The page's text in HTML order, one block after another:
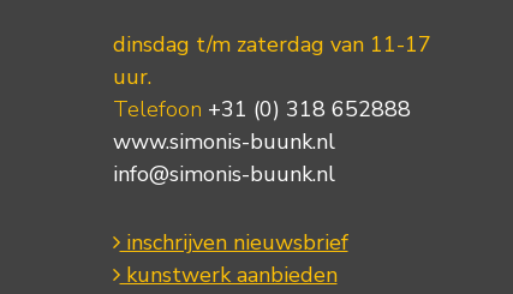
dinsdag t/m zaterdag van 11-17
uur.
Telefoon +31 (0) 318 652888
www.simonis-buunk.nl
info@simonis-buunk.nl
inschrijven nieuwsbrief
kunstwerk aanbieden